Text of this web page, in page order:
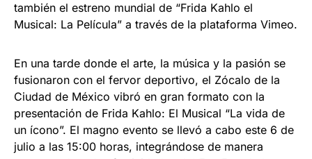
también el estreno mundial de “Frida Kahlo el
Musical: La Película” a través de la plataforma Vimeo.
En una tarde donde el arte, la música y la pasión se
fusionaron con el fervor deportivo, el Zócalo de la
Ciudad de México vibró en gran formato con la
presentación de Frida Kahlo: El Musical “La vida de
un ícono”. El magno evento se llevó a cabo este 6 de
julio a las 15:00 horas, integrándose de manera